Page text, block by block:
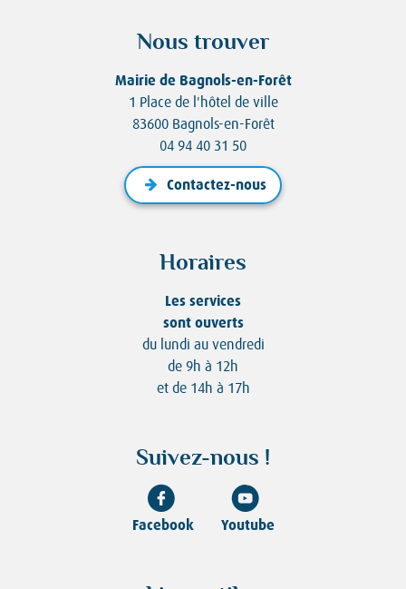
Nous trouver
Mairie de Bagnols-en-Forêt
1 Place de l'hôtel de ville
83600 Bagnols-en-Forêt
04 94 40 31 50
Contactez-nous
Horaires
Les services
sont ouverts
du lundi au vendredi
de 9h à 12h
et de 14h à 17h
Suivez-nous !
Facebook Youtube